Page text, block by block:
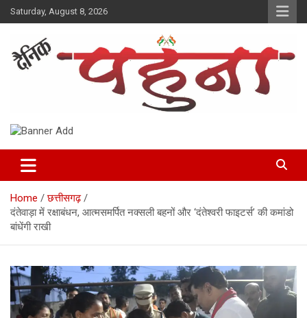
Skip
to
Saturday, August 8, 2026
Dainik Pahuna
Home
छत्तीसगढ़
दंतेवाड़ा में रक्षाबंधन, आत्मसमर्पित नक्सली बहनों और ‘दंतेश्वरी फाइटर्स’ की कमांडो
बांधेंगी राखी